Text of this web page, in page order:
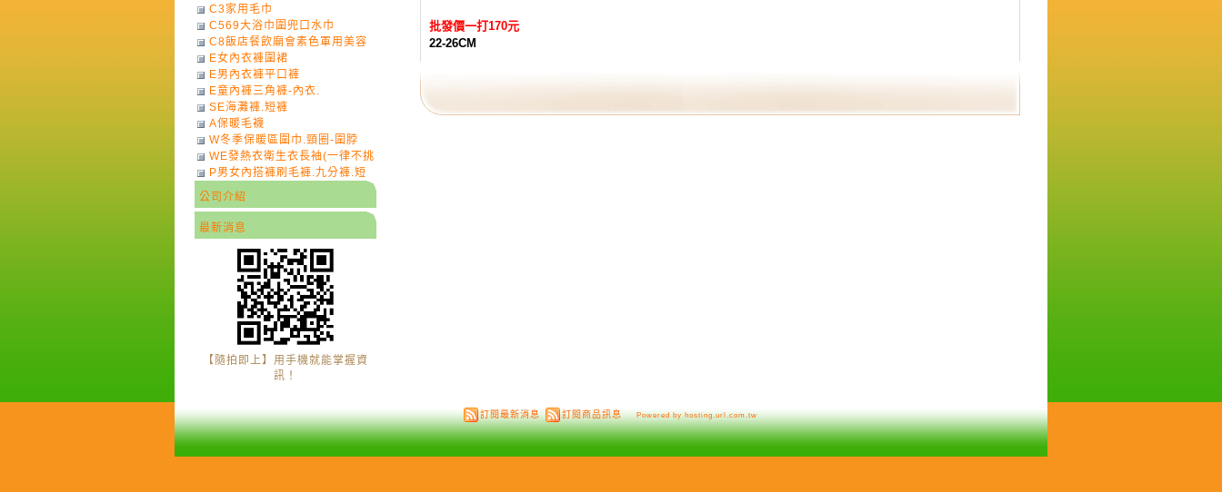
批發價一打170元
22-26CM
C3家用毛巾
C569大浴巾圍兜口水巾
C8飯店餐飲廟會素色軍用美容
巾
E女內衣褲圍裙
E男內衣褲平口褲
E童內褲三角褲-內衣.
SE海灘褲.短褲
A保暖毛襪
W冬季保暖區圍巾.頸圈-圍脖
WE發熱衣衛生衣長袖(一律不挑
色)-7
P男女內搭褲刷毛褲.九分褲.短
褲
公司介紹
最新消息
【隨拍即上】用手機就能掌握資
訊！
訂閱最新消息 訂閱商品訊息 Powered by hosting.url.com.tw